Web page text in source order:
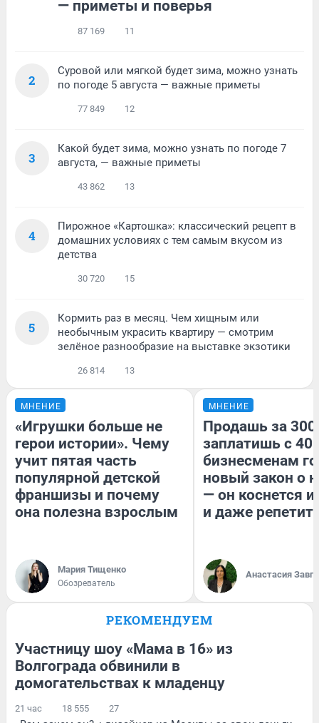
— приметы и поверья
87 169 11
2
Суровой или мягкой будет зима, можно узнать
по погоде 5 августа — важные приметы
77 849 12
3
Какой будет зима, можно узнать по погоде 7
августа, — важные приметы
43 862 13
4
Пирожное «Картошка»: классический рецепт в
домашних условиях с тем самым вкусом из
детства
30 720 15
5
Кормить раз в месяц. Чем хищным или
необычным украсить квартиру — смотрим
зелёное разнообразие на выставке экзотики
26 814 13
МНЕНИЕ
«Игрушки больше не
герои истории». Чему
учит пятая часть
популярной детской
франшизы и почему
она полезна взрослым
Мария Тищенко
Обозреватель
МНЕНИЕ
Продашь за
заплатишь с
бизнесменам
новый закон о
— он коснется
и даже
Анастасия
РЕКОМЕНДУЕМ
Участницу шоу «Мама в 16» из
Волгограда обвинили в
домогательствах к младенцу
21 час 18 555 27